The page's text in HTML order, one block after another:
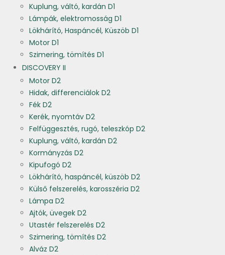
Kuplung, váltó, kardán D1
Lámpák, elektromosság D1
Lökhárító, Haspáncél, Küszöb D1
Motor D1
Szimering, tömítés D1
DISCOVERY II
Motor D2
Hidak, differenciálok D2
Fék D2
Kerék, nyomtáv D2
Felfüggesztés, rugó, teleszkóp D2
Kuplung, váltó, kardán D2
Kormányzás D2
Kipufogó D2
Lökhárító, haspáncél, küszöb D2
Külső felszerelés, karosszéria D2
Lámpa D2
Ajtók, üvegek D2
Utastér felszerelés D2
Szimering, tömítés D2
Alváz D2